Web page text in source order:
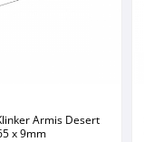
Armis Desert
x 9mm